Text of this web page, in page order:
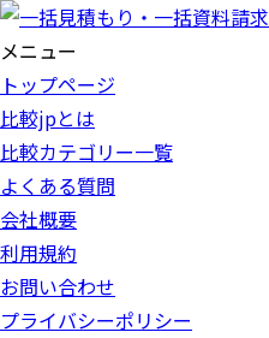
メニュー
トップページ
比較jpとは
比較カテゴリー一覧
よくある質問
会社概要
利用規約
お問い合わせ
プライバシーポリシー